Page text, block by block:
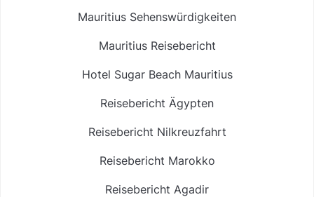
Mauritius Sehenswürdigkeiten
Mauritius Reisebericht
Hotel Sugar Beach Mauritius
Reisebericht Ägypten
Reisebericht Nilkreuzfahrt
Reisebericht Marokko
Reisebericht Agadir